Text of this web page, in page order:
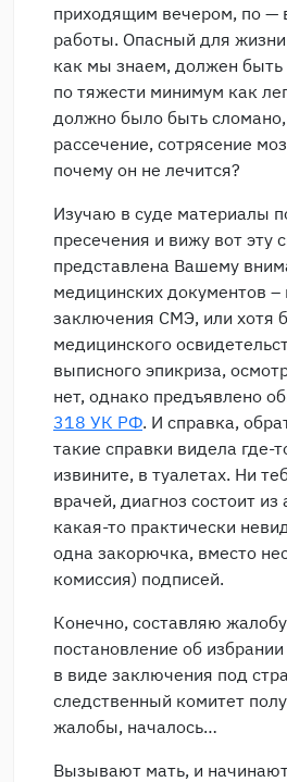
приходящим вечером, по —
работы. Опасный для
как мы знаем, должен
по тяжести минимум как
должно было быть
рассечение, сотрясение
почему он не лечится?
Изучаю в суде материалы
пресечения и вижу вот эту
представлена Вашему
медицинских документов –
заключения СМЭ, или хотя
медицинского
выписного эпикриза,
нет, однако предъявлено
318 УК РФ. И справка,
такие справки видела где-
извините, в туалетах. Ни
врачей, диагноз состоит из
какая-то практически
одна закорючка, вместо
комиссия) подписей.
Конечно, составляю
постановление об
в виде заключения под
следственный комитет
жалобы, началось…
Вызывают мать, и